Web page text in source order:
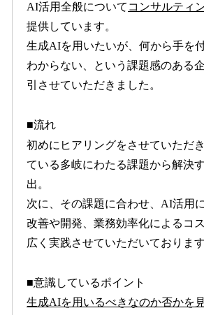
AI活用全般について コンサルティ
提供しています。
生成AIを用いたいが、何から手を
わからない、という課題感のある
引させていただきました。
■流れ
初めにヒアリングをさせていただ
ている多岐にわたる課題から解決
出。
次に、その課題に合わせ、AI活用
改善や開発、業務効率化によるコ
広く実践させていただいております
■意識しているポイント
生成AIを用いるべきなのか否かを